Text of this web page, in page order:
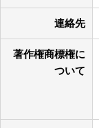
連絡先
著作権商標権に
ついて